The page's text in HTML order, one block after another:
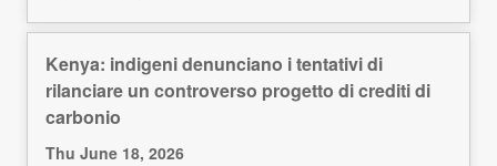
Kenya: indigeni denunciano i tentativi di
rilanciare un controverso progetto di crediti di
carbonio
Thu June 18, 2026